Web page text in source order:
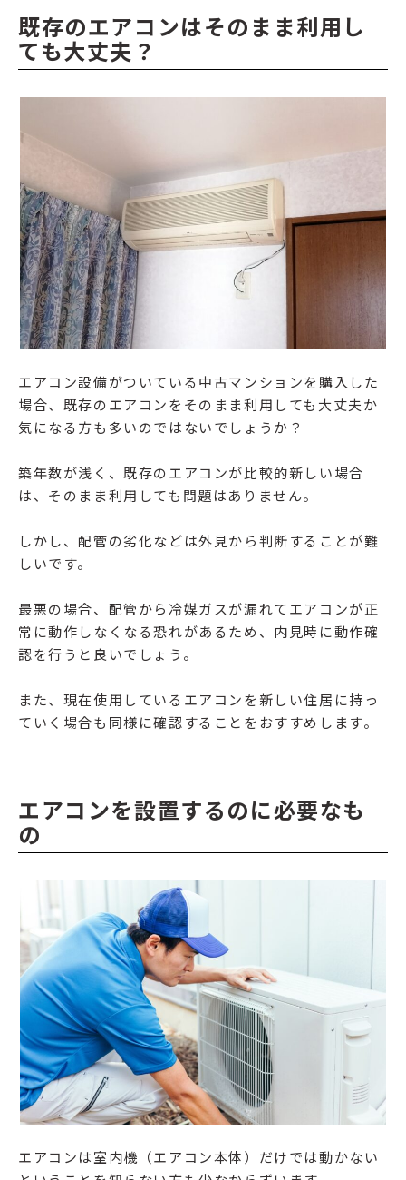
既存のエアコンはそのまま利用し
ても大丈夫？
エアコン設備がついている中古マンションを購入した
場合、既存のエアコンをそのまま利用しても大丈夫か
気になる方も多いのではないでしょうか？
築年数が浅く、既存のエアコンが比較的新しい場合
は、そのまま利用しても問題はありません。
しかし、配管の劣化などは外見から判断することが難
しいです。
最悪の場合、配管から冷媒ガスが漏れてエアコンが正
常に動作しなくなる恐れがあるため、内見時に動作確
認を行うと良いでしょう。
また、現在使用しているエアコンを新しい住居に持っ
ていく場合も同様に確認することをおすすめします。
エアコンを設置するのに必要なも
の
エアコンは室内機（エアコン本体）だけでは動かない